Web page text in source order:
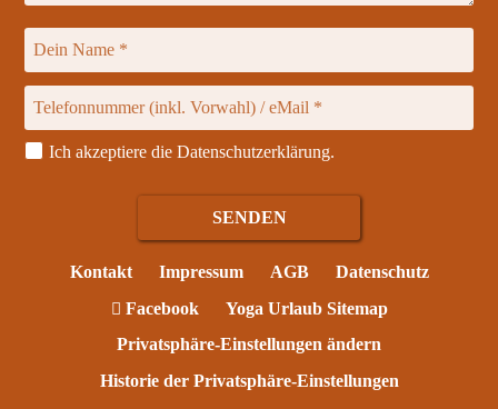
Ich akzeptiere dieDatenschutzerklärung.
Kontakt Impressum AGB
Datenschutz
Facebook
Yoga Urlaub Sitemap
Privatsphäre-Einstellungen ändern
Historie der Privatsphäre-Einstellungen